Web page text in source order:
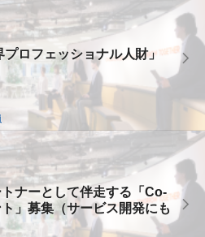
ロフェッショナル人財」
ナーとして伴走する「Co-
」募集（サービス開発にも